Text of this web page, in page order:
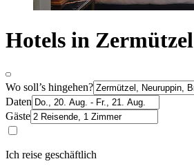
Hotels in Zermützel
Wo soll’s hingehen?
Daten
Gäste
Ich reise geschäftlich